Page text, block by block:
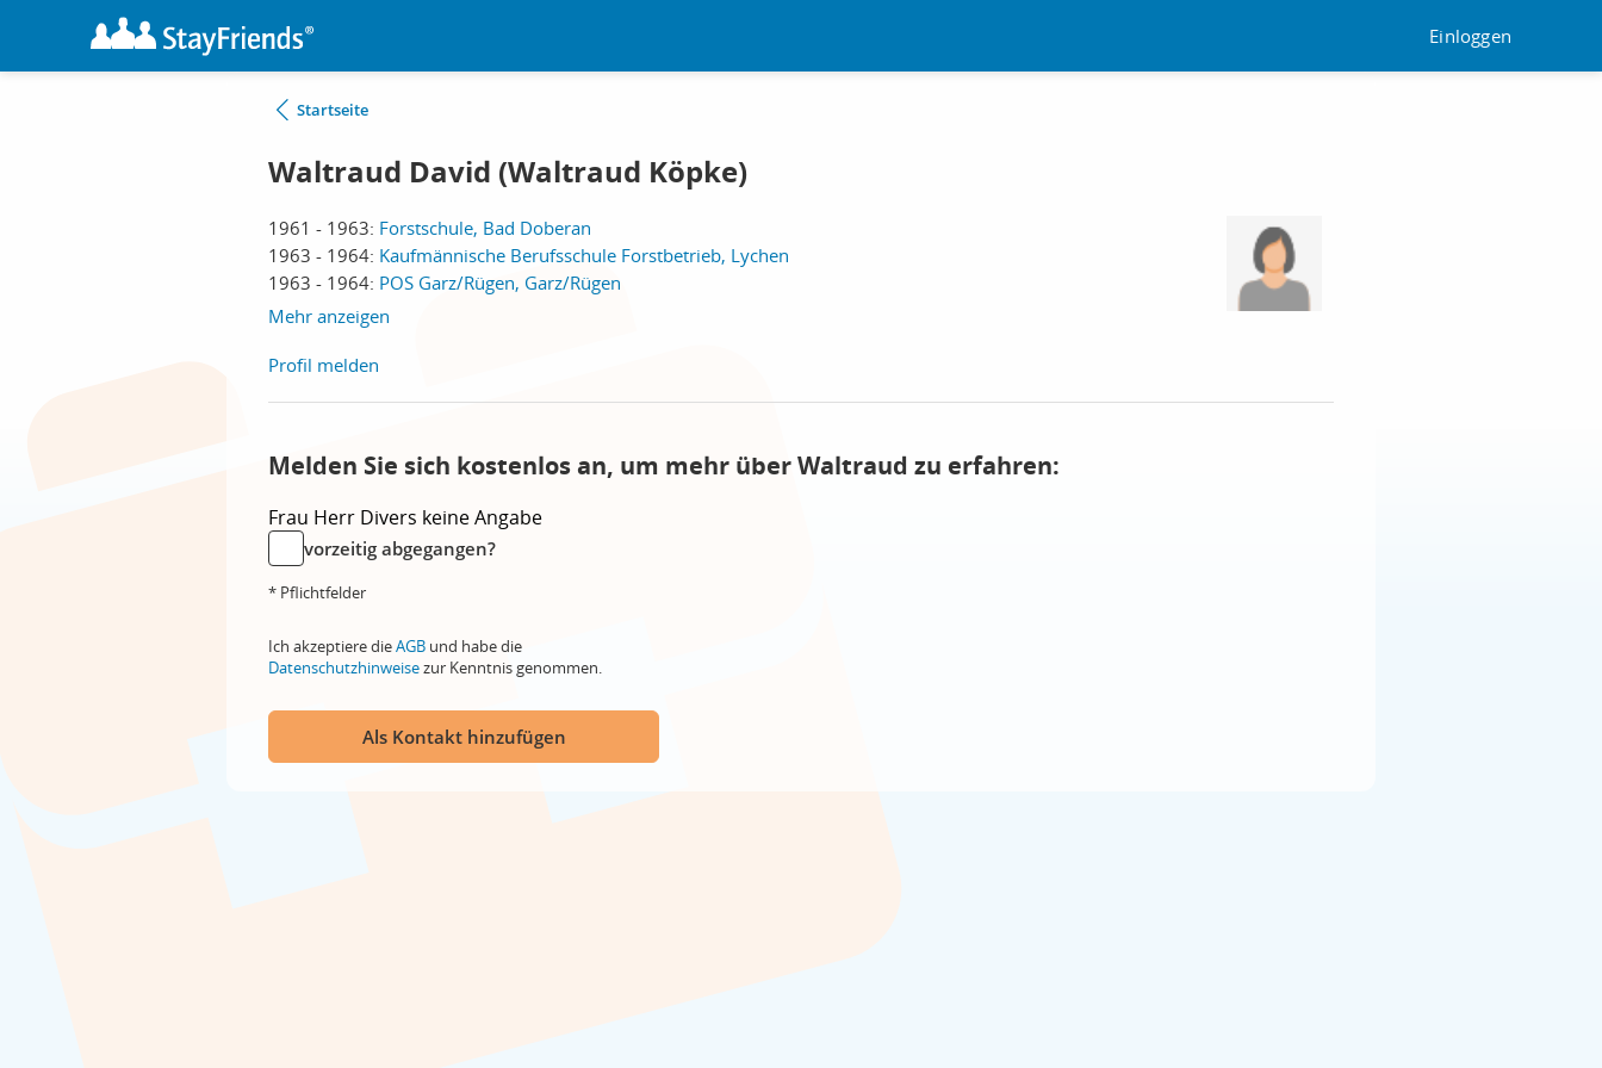
Einloggen
Startseite
Waltraud David (Waltraud Köpke)
1961 - 1963: Forstschule, Bad Doberan
1963 - 1964: Kaufmännische Berufsschule Forstbetrieb, Lychen
1963 - 1964: POS Garz/Rügen, Garz/Rügen
Mehr anzeigen
Profil melden
Melden Sie sich kostenlos an, um mehr über Waltraud zu erfahren:
Frau Herr Divers keine Angabe
vorzeitig abgegangen?
* Pflichtfelder
Ich akzeptiere dieAGB und habe die
Datenschutzhinweisezur Kenntnis genommen.
Als Kontakt hinzufügen